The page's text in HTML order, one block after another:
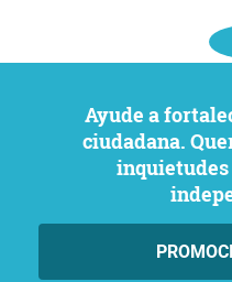
Ayude a fortalecer la participación
ciudadana.
inquietudes